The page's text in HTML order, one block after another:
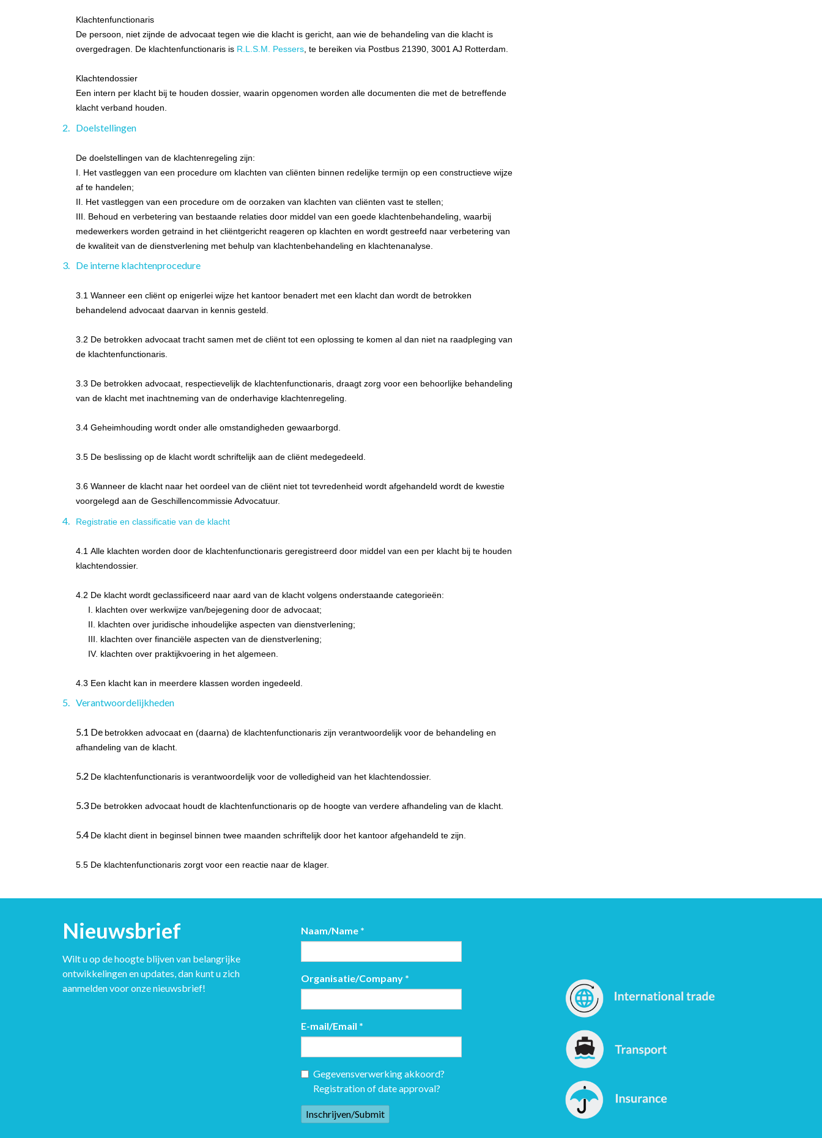
Klachtenfunctionaris
De persoon, niet zijnde de advocaat tegen wie die klacht is gericht, aan wie de behandeling van die klacht is
overgedragen. De klachtenfunctionaris is R.L.S.M. Pessers , te bereiken via Postbus 21390, 3001 AJ Rotterdam.
Klachtendossier
Een intern per klacht bij te houden dossier, waarin opgenomen worden alle documenten die met de betreffende
klacht verband houden.
Doelstellingen
De doelstellingen van de klachtenregeling zijn:
I. Het vastleggen van een procedure om klachten van cliënten binnen redelijke termijn op een constructieve wijze
af te handelen;
II. Het vastleggen van een procedure om de oorzaken van klachten van cliënten vast te stellen;
III. Behoud en verbetering van bestaande relaties door middel van een goede klachtenbehandeling, waarbij
medewerkers worden getraind in het cliëntgericht reageren op klachten en wordt gestreefd naar verbetering van
de kwaliteit van de dienstverlening met behulp van klachtenbehandeling en klachtenanalyse.
De interne klachtenprocedure
3.1 Wanneer een cliënt op enigerlei wijze het kantoor benadert met een klacht dan wordt de betrokken
behandelend advocaat daarvan in kennis gesteld.
3.2 De betrokken advocaat tracht samen met de cliënt tot een oplossing te komen al dan niet na raadpleging van
de klachtenfunctionaris.
3.3 De betrokken advocaat, respectievelijk de klachtenfunctionaris, draagt zorg voor een behoorlijke behandeling
van de klacht met inachtneming van de onderhavige klachtenregeling.
3.4 Geheimhouding wordt onder alle omstandigheden gewaarborgd.
3.5 De beslissing op de klacht wordt schriftelijk aan de cliënt medegedeeld.
3.6 Wanneer de klacht naar het oordeel van de cliënt niet tot tevredenheid wordt afgehandeld wordt de kwestie
voorgelegd aan de Geschillencommissie Advocatuur.
Registratie en classificatie van de klacht
4.1 Alle klachten worden door de klachtenfunctionaris geregistreerd door middel van een per klacht bij te houden
klachtendossier.
4.2 De klacht wordt geclassificeerd naar aard van de klacht volgens onderstaande categorieën:
I. klachten over werkwijze van/bejegening door de advocaat;
II. klachten over juridische inhoudelijke aspecten van dienstverlening;
III. klachten over financiële aspecten van de dienstverlening;
IV. klachten over praktijkvoering in het algemeen.
4.3 Een klacht kan in meerdere klassen worden ingedeeld.
Verantwoordelijkheden
5.1 De betrokken advocaat en (daarna) de klachtenfunctionaris zijn verantwoordelijk voor de behandeling en
afhandeling van de klacht.
5.2 De klachtenfunctionaris is verantwoordelijk voor de volledigheid van het klachtendossier.
5.3 De betrokken advocaat houdt de klachtenfunctionaris op de hoogte van verdere afhandeling van de klacht.
5.4 De klacht dient in beginsel binnen twee maanden schriftelijk door het kantoor afgehandeld te zijn.
5.5 De klachtenfunctionaris zorgt voor een reactie naar de klager.
Nieuwsbrief
Wilt u op de hoogte blijven van belangrijke
ontwikkelingen en updates, dan kunt u zich
aanmelden voor onze nieuwsbrief!
Naam/Name *
Organisatie/Company *
E-mail/Email *
Gegevensverwerking akkoord?
Registration of date approval?